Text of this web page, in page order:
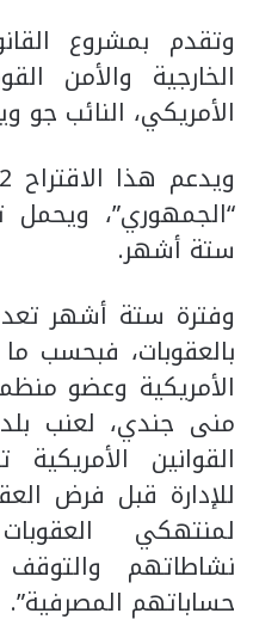
وتقدم بمشروع
الخارجية والأمن
الأمريكي، النائب جو
“الجمهوري”، ويحمل
ستة أشهر.
وفترة ستة أشهر
بالعقوبات، فبحسب
الأمريكية وعضو
منى جندي، لعنب
القوانين
للإدارة قبل فرض
لمنتهكي
نشاطاتهم
حساباتهم المصرفية”.